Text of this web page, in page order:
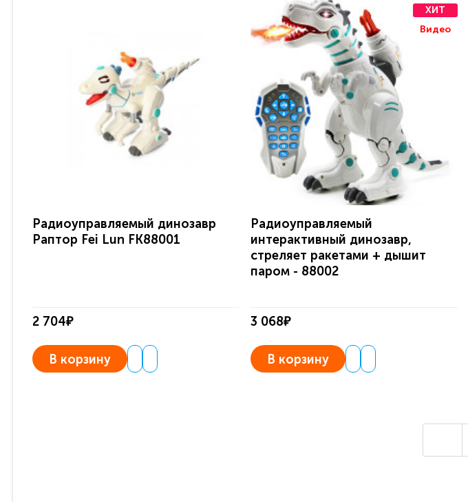
Радиоуправляемый динозавр
Раптор Fei Lun FK88001
2 704₽
В корзину
ХИТ
Видео
Радиоуправляемый
интерактивный динозавр,
стреляет ракетами + дышит
паром - 88002
3 068₽
В корзину